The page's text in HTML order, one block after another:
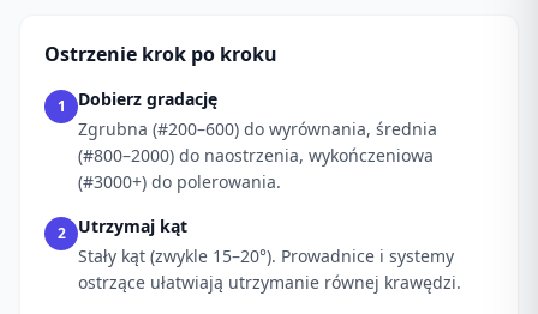
Ostrzenie krok po kroku
1
Dobierz gradację
Zgrubna (#200–600) do wyrównania, średnia
(#800–2000) do naostrzenia, wykończeniowa
(#3000+) do polerowania.
2
Utrzymaj kąt
Stały kąt (zwykle 15–20°). Prowadnice i systemy
ostrzące ułatwiają utrzymanie równej krawędzi.